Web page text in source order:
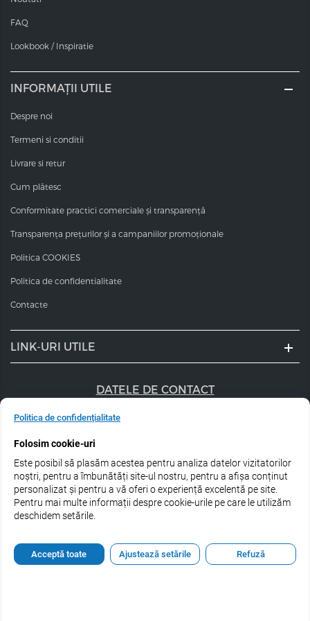
hranesc parul și scalpul.
Miros placut
plăcut. Nu veți simti amoniacul sau alte mirosuri
deranjante.
FAQ
Lookbook / Inspiratie
INFORMAȚII UTILE
Despre noi
Termeni si conditii
Livrare si retur
Cum plătesc
Conformitate practici comerciale și transparență
Transparența prețurilor și a campaniilor promoționale
Politica COOKIES
Politica de confidentialitate
Contacte
LINK-URI UTILE
DATELE DE CONTACT
+40 747 056 359
Urmărește-ne pe rețele de socializare:
© 2026 Estel Professional Romania
Politica de confidențialitate
Folosim cookie-uri
Este posibil să plasăm acestea pentru analiza datelor vizitatorilor
noștri, pentru a îmbunătăți site-ul nostru, pentru a afișa conținut
personalizat și pentru a vă oferi o experiență excelentă pe site.
Pentru mai multe informații despre cookie-urile pe care le utilizăm
deschidem setările.
Acceptă toate Ajustează setările Refuză